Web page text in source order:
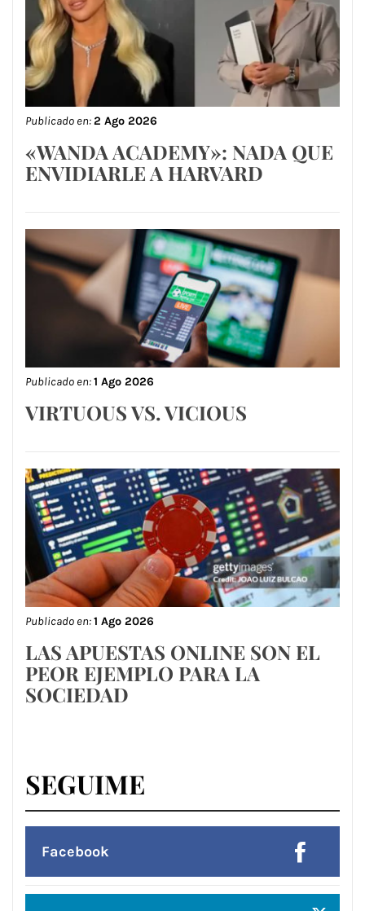
Publicado en:2 Ago 2026
«WANDA ACADEMY»: NADA QUE
ENVIDIARLE A HARVARD
Publicado en:1 Ago 2026
VIRTUOUS VS. VICIOUS
Publicado en:1 Ago 2026
LAS APUESTAS ONLINE SON EL
PEOR EJEMPLO PARA LA
SOCIEDAD
SEGUIME
Facebook